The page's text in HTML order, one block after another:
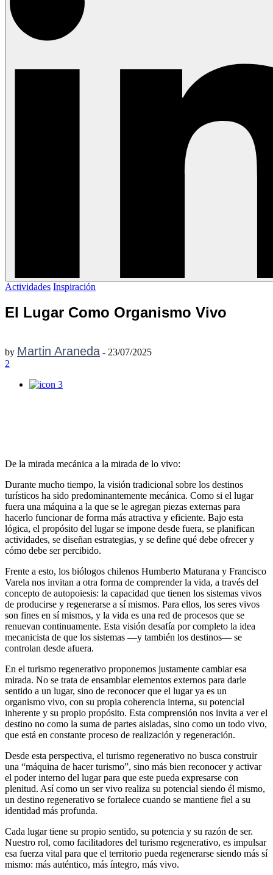
Actividades Inspiración
El Lugar Como Organismo Vivo
by Martin Araneda - 23/07/2025
2
3
De la mirada mecánica a la mirada de lo vivo:
Durante mucho tiempo, la visión tradicional sobre los destinos
turísticos ha sido predominantemente mecánica. Como si el lugar
fuera una máquina a la que se le agregan piezas externas para
hacerlo funcionar de forma más atractiva y eficiente. Bajo esta
lógica, el propósito del lugar se impone desde fuera, se planifican
actividades, se diseñan estrategias, y se define qué debe ofrecer y
cómo debe ser percibido.
Frente a esto, los biólogos chilenos Humberto Maturana y Francisco
Varela nos invitan a otra forma de comprender la vida, a través del
concepto de autopoiesis: la capacidad que tienen los sistemas vivos
de producirse y regenerarse a sí mismos. Para ellos, los seres vivos
son fines en sí mismos, y la vida es una red de procesos que se
renuevan continuamente. Esta visión desafía por completo la idea
mecanicista de que los sistemas —y también los destinos— se
controlan desde afuera.
En el turismo regenerativo proponemos justamente cambiar esa
mirada. No se trata de ensamblar elementos externos para darle
sentido a un lugar, sino de reconocer que el lugar ya es un
organismo vivo, con su propia coherencia interna, su potencial
inherente y su propio propósito. Esta comprensión nos invita a ver el
destino no como la suma de partes aisladas, sino como un todo vivo,
que está en constante proceso de realización y regeneración.
Desde esta perspectiva, el turismo regenerativo no busca construir
una “máquina de hacer turismo”, sino más bien reconocer y activar
el poder interno del lugar para que este pueda expresarse con
plenitud. Así como un ser vivo realiza su potencial siendo él mismo,
un destino regenerativo se fortalece cuando se mantiene fiel a su
identidad más profunda.
Cada lugar tiene su propio sentido, su potencia y su razón de ser.
Nuestro rol, como facilitadores del turismo regenerativo, es impulsar
esa fuerza vital para que el territorio pueda regenerarse siendo más sí
mismo: más auténtico, más íntegro, más vivo.